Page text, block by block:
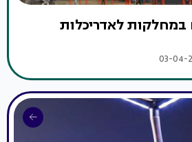
במחלקות לאדריכלות
03-04-